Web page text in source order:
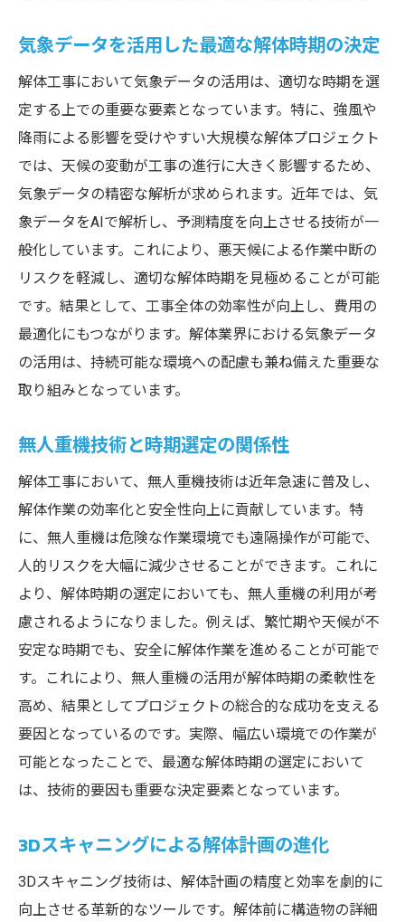
技術的アプローチによる解体時期の最適化
建物の寿命を考慮した解体時期の決定
環境負荷を軽減する解体タイミングの選択
効果的な解体計画を支える技術
解体技術と時期選定のベストプラクティス
最新技術が解体のタイミングに与える影響とは
解体時期選定におけるデータ分析の役割
リアルタイムデータで解体スケジュールを
最適化
自動化技術が解体のタイミングに与える変
建築物モニタリング技術による解体時期の
最適化
解体工事の未来を切り拓く技術の影響
解体時期を左右する技術革新の実態
革新的技術が解体時期に与える変化
施工現場での技術革新と解体時期の相関性
解体時期を左右する最新技術の紹介
解体業界における技術革新の潮流
解体時期を見極めるための技術的視点
新技術が解体計画に与える影響
効率化を促進する解体の適切な時期の選び方
最適な解体時期を選ぶためのポイント
施工効率を高める時期選定の手法
解体プロジェクトの効率化を支えるタイミ
ング戦略
気象データを活用した最適な解体時期の決定
解体工事において気象データの活用は、適切な時期を選
定する上での重要な要素となっています。特に、強風や
降雨による影響を受けやすい大規模な解体プロジェクト
では、天候の変動が工事の進行に大きく影響するため、
気象データの精密な解析が求められます。近年では、気
象データをAIで解析し、予測精度を向上させる技術が一
般化しています。これにより、悪天候による作業中断の
リスクを軽減し、適切な解体時期を見極めることが可能
です。結果として、工事全体の効率性が向上し、費用の
最適化にもつながります。解体業界における気象データ
の活用は、持続可能な環境への配慮も兼ね備えた重要な
取り組みとなっています。
無人重機技術と時期選定の関係性
解体工事において、無人重機技術は近年急速に普及し、
解体作業の効率化と安全性向上に貢献しています。特
に、無人重機は危険な作業環境でも遠隔操作が可能で、
人的リスクを大幅に減少させることができます。これに
より、解体時期の選定においても、無人重機の利用が考
慮されるようになりました。例えば、繁忙期や天候が不
安定な時期でも、安全に解体作業を進めることが可能で
す。これにより、無人重機の活用が解体時期の柔軟性を
高め、結果としてプロジェクトの総合的な成功を支える
要因となっているのです。実際、幅広い環境での作業が
可能となったことで、最適な解体時期の選定において
は、技術的要因も重要な決定要素となっています。
3Dスキャニングによる解体計画の進化
3Dスキャニング技術は、解体計画の精度と効率を劇的に
向上させる革新的なツールです。解体前に構造物の詳細